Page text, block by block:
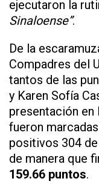
ejecutaron la
Sinaloense”.
De la
Compadres del
tantos de las
y Karen Sofía
presentación en
fueron
positivos 304
de manera que
159.66 puntos.